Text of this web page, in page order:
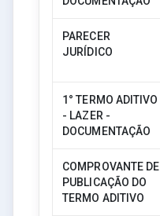
PARECER
JURÍDICO
1° TERMO ADITIVO
- LAZER -
DOCUMENTAÇÃO
COMPROVANTE DE
PUBLICAÇÃO DO
TERMO ADITIVO